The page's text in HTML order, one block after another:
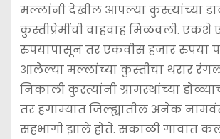
मल्लांनी देखील आपल्या कुस्त्यांच्या
कुस्तीप्रेमींची वाहवाह मिळवली. एकशे
रुपयापासून तर एकवीस हजार रुपया
आलेल्या मल्लांच्या कुस्तीचा थरार
निकाली कुस्त्यांनी ग्रामस्थांच्या
तर हगाम्यात जिल्ह्यातील अनेक
सहभागी झाले होते. सकाळी गावात